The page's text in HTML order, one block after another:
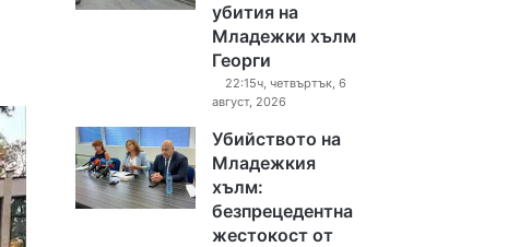
убития на
Младежки хълм
Георги
22:15ч, четвъртък, 6
август, 2026
Убийството на
Младежкия
хълм:
безпрецедентна
жестокост от